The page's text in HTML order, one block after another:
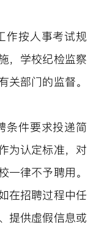
作按人事考试规
，学校纪检监察
关部门的监督。
条件要求投递简
为认定标准，对
一律不予聘用。
在招聘过程中任
提供虚假信息或